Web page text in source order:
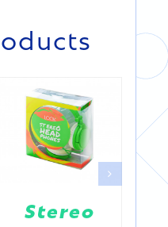
Stereo